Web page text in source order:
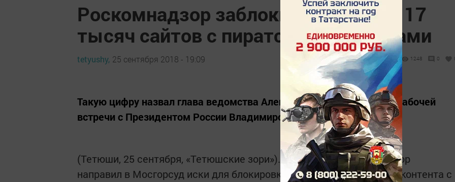
Роскомнадзор заблокировал более 17
тысяч сайтов с пиратскими фильмами
tetyushy, 25 сентября 2018 - 19:09 1248 0
Такую цифру назвал глава ведомства Александр Жаров во время рабочей
встречи с Президентом России Владимиром Путиным.
(Тетюши, 25 сентября, «Тетюшские зори»). За три года Роскомнадзор
направил в Мосгорсуд иски для блокировки и удаления пиратского контента с